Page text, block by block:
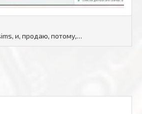
и, продаю, потому,…